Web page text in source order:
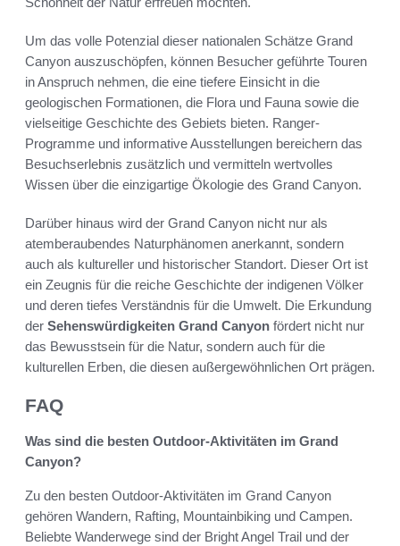
Um das volle Potenzial dieser nationalen Schätze Grand
Canyon auszuschöpfen, können Besucher geführte Touren
in Anspruch nehmen, die eine tiefere Einsicht in die
geologischen Formationen, die Flora und Fauna sowie die
vielseitige Geschichte des Gebiets bieten. Ranger-
Programme und informative Ausstellungen bereichern das
Besuchserlebnis zusätzlich und vermitteln wertvolles
Wissen über die einzigartige Ökologie des Grand Canyon.
Darüber hinaus wird der Grand Canyon nicht nur als
atemberaubendes Naturphänomen anerkannt, sondern
auch als kultureller und historischer Standort. Dieser Ort ist
ein Zeugnis für die reiche Geschichte der indigenen Völker
und deren tiefes Verständnis für die Umwelt. Die Erkundung
der Sehenswürdigkeiten Grand Canyon fördert nicht nur
das Bewusstsein für die Natur, sondern auch für die
kulturellen Erben, die diesen außergewöhnlichen Ort prägen.
FAQ
Was sind die besten Outdoor-Aktivitäten im Grand
Canyon?
Zu den besten Outdoor-Aktivitäten im Grand Canyon
gehören Wandern, Rafting, Mountainbiking und Campen.
Beliebte Wanderwege sind der Bright Angel Trail und der